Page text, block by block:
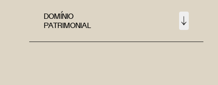
DOMÍNIO
PATRIMONIAL